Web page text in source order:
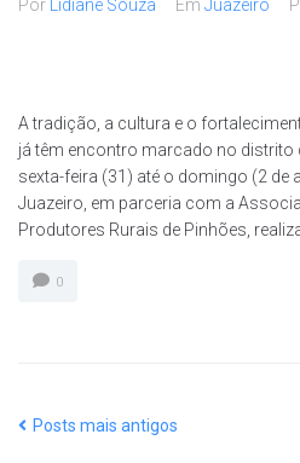
Por Lidiane Souza Em Juazeiro
A tradição, a cultura e o
já têm encontro marcado no distrito
sexta-feira (31) até o domingo (2 de
Juazeiro, em parceria com a
Produtores Rurais de Pinhões, realiza
0
Posts mais antigos